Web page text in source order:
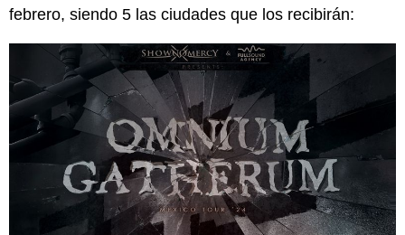
febrero, siendo 5 las ciudades que los recibirán: